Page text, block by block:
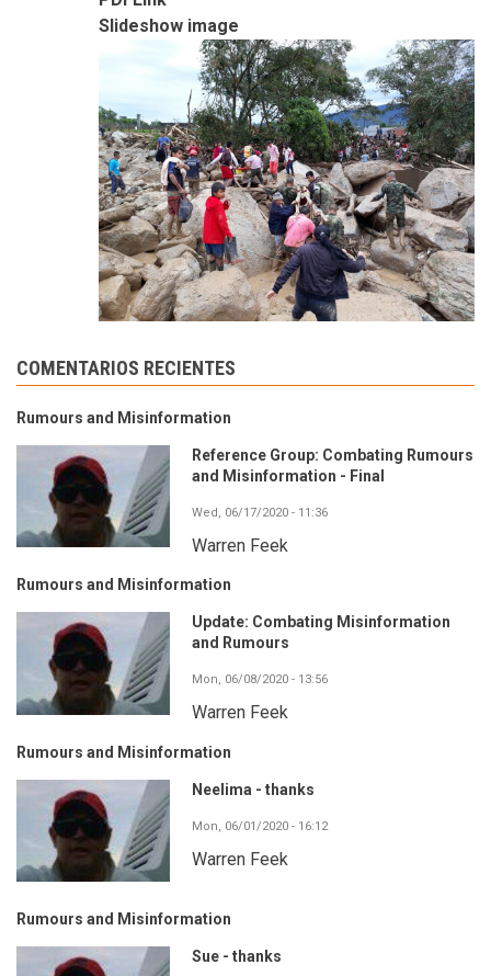
Slideshow image
COMENTARIOS RECIENTES
Rumours and Misinformation
Reference Group: Combating Rumours
and Misinformation - Final
Wed, 06/17/2020 - 11:36
Warren Feek
Rumours and Misinformation
Update: Combating Misinformation
and Rumours
Mon, 06/08/2020 - 13:56
Warren Feek
Rumours and Misinformation
Neelima - thanks
Mon, 06/01/2020 - 16:12
Warren Feek
Rumours and Misinformation
Sue - thanks